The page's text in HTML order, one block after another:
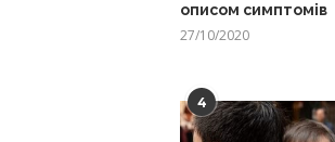
описом симптомів
27/10/2020
4